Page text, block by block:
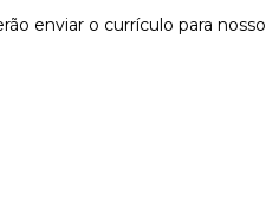
enviar o currículo para nosso